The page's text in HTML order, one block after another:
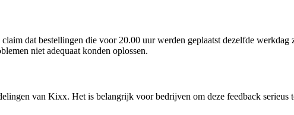
dat bestellingen die voor 20.00 uur werden geplaatst dezelfde werkdag
niet adequaat konden oplossen.
van Kixx. Het is belangrijk voor bedrijven om deze feedback serieus